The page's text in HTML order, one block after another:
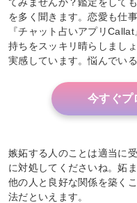
を多く聞きます。恋愛も仕
『チャット占いアプリ
持ちをスッキリ晴らしまし
実感しています。悩んでい
今すぐプ
嫉妬する人のことは適当に
に対処してくださいね。妬
他の人と良好な関係を築く
法だといえます。